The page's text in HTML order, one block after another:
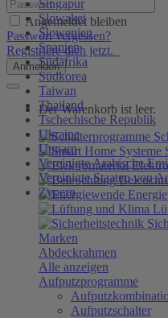
Singapur
Slowakei
Slowenien
Spanien
Südafrika
Südkorea
Taiwan
Thailand
Tschechische Republik
Ukraine
Ungarn
Vereinigte Arabische
Vereinigte Staaten von
Zypern
Angemeldet bleiben
Passwort vergessen?
Registriere dich jetzt.
Anmelden
Der Warenkorb ist leer.
Marken
Abdeckrahmen
Alle anzeigen
Aufputzprogramme
Aufputzschalter